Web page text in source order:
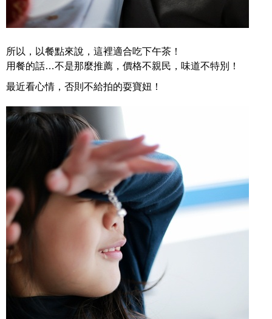
所以，以餐點來說，這裡適合吃下午茶！
用餐的話…不是那麼推薦，價格不親民，味道不特別！
最近看心情，否則不給拍的耍寶妞！